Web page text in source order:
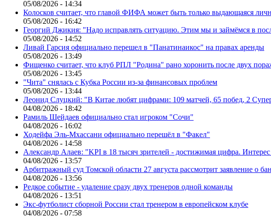
05/08/2026 - 14:34
Колосков считает, что главой ФИФА может быть только выдающаяся
05/08/2026 - 16:42
Георгий Джикия: "Надо исправлять ситуацию. Этим мы и займёмся в
05/08/2026 - 14:52
Ливай Гарсия официально перешел в "Панатинаикос" на правах аренды
05/08/2026 - 13:49
Фищенко считает, что клуб РПЛ "Родина" рано хоронить после двух
05/08/2026 - 13:45
"Чита" снялась с Кубка России из-за финансовых проблем
05/08/2026 - 13:44
Леонид Слуцкий: "В Китае любят цифрами: 109 матчей, 65 побед, 2
04/08/2026 - 18:42
Рамиль Шейдаев официально стал игроком "Сочи"
04/08/2026 - 16:02
Ходейфа Эль-Мхассани официально перешёл в "Факел"
04/08/2026 - 14:58
Александр Алаев: "KPI в 18 тысяч зрителей - достижимая цифра.
04/08/2026 - 13:57
Арбитражный суд Томской области 27 августа рассмотрит заявление о
04/08/2026 - 13:56
Редкое событие - удаление сразу двух тренеров одной команды
04/08/2026 - 13:51
Экс-футболист сборной России стал тренером в европейском клубе
04/08/2026 - 07:58